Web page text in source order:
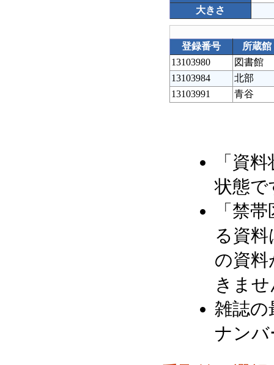
大きさ
登録番号
所蔵館
13103980
図書館
13103984
北部
13103991
青谷
「資
状態で
「禁
る資
の資料
きま
雑誌の
ナン